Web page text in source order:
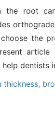
the root
the
dentists
thickness,